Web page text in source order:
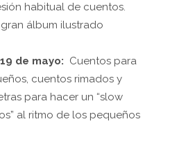
habitual de cuentos.
álbum ilustrado
de mayo: Cuentos para
cuentos rimados y
para hacer un “slow
al ritmo de los pequeños